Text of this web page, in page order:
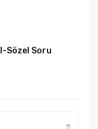
Sözel Soru